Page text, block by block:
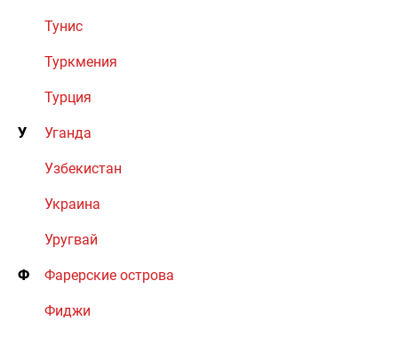
Тунис
Туркмения
Турция
У Уганда
Узбекистан
Украина
Уругвай
Ф Фарерские острова
Фиджи